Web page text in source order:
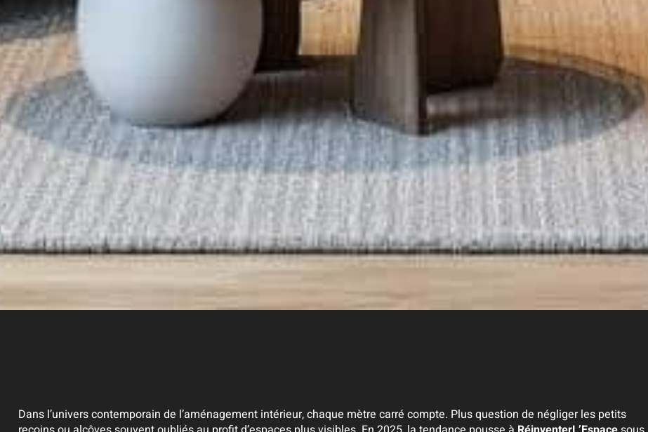
Dans l’univers contemporain de l’aménagement intérieur, chaque mètre carré compte. Plus question de négliger les petits